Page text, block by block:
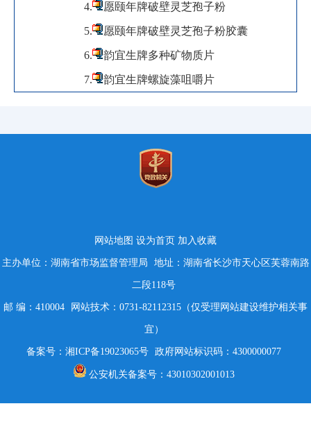
4. 愿颐年牌破壁灵芝孢子粉
5. 愿颐年牌破壁灵芝孢子粉胶囊
6. 韵宜生牌多种矿物质片
7. 韵宜生牌螺旋藻咀嚼片
网站地图 设为首页 加入收藏
主办单位：湖南省市场监督管理局 地址：湖南省长沙市天心区芙蓉南路
二段118号
邮 编：410004 网站技术：0731-82112315（仅受理网站建设维护相关事
宜）
备案号：湘ICP备19023065号 政府网站标识码：4300000077
公安机关备案号：43010302001013